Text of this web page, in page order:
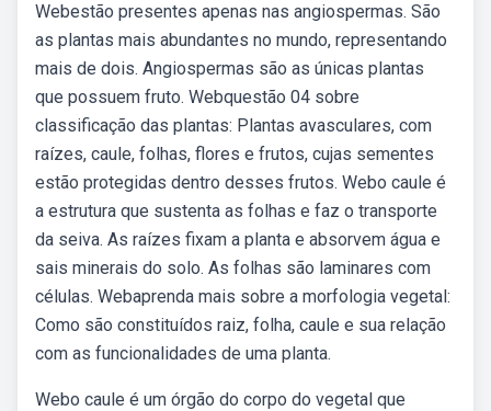
Webestão presentes apenas nas angiospermas. São
as plantas mais abundantes no mundo, representando
mais de dois. Angiospermas são as únicas plantas
que possuem fruto. Webquestão 04 sobre
classificação das plantas: Plantas avasculares, com
raízes, caule, folhas, flores e frutos, cujas sementes
estão protegidas dentro desses frutos. Webo caule é
a estrutura que sustenta as folhas e faz o transporte
da seiva. As raízes fixam a planta e absorvem água e
sais minerais do solo. As folhas são laminares com
células. Webaprenda mais sobre a morfologia vegetal:
Como são constituídos raiz, folha, caule e sua relação
com as funcionalidades de uma planta.
Webo caule é um órgão do corpo do vegetal que